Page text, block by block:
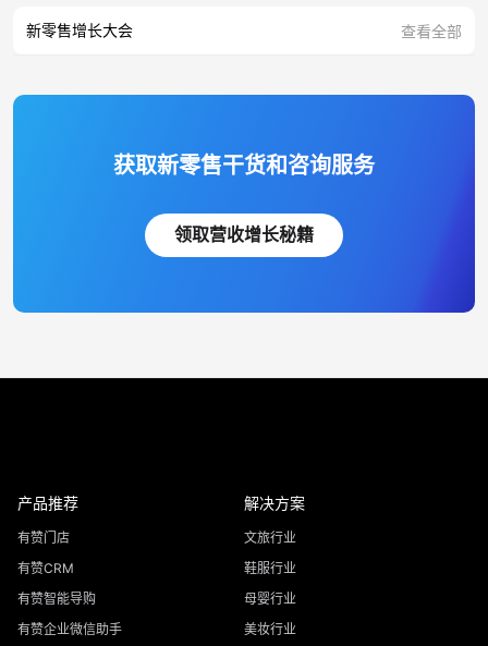
新零售增长大会 查看全部
获取新零售干货和咨询服务
领取营收增长秘籍
产品推荐
有赞门店
有赞CRM
有赞智能导购
有赞企业微信助手
解决方案
文旅行业
鞋服行业
母婴行业
美妆行业